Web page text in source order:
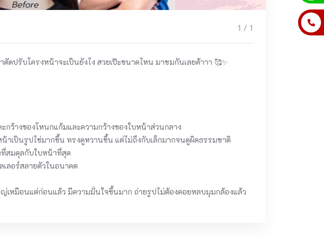
1 / 1
ดปรับโครงหน้าจะเป็นยังไง สวยเป๊ะขนาดไหน มาชมกันเลยค้าาา 🥰✨
ว้างของโหนกแก้มและความกว้างของใบหน้าส่วนกลาง
าเป็นรูปไข่มากขึ้น ทรงดูหวานขึ้น แต่ไม่ถึงกับเล็กมากจนดูผิดธรรมชาติ
ที่สมดุลกับใบหน้าที่สุด
ลอร์สลายตัวในอนาคต
เหมือนแต่ก่อนแล้ว มีความมั่นใจขึ้นมาก ถ่ายรูปไม่ต้องคอยหลบมุมกล้องแล้ว